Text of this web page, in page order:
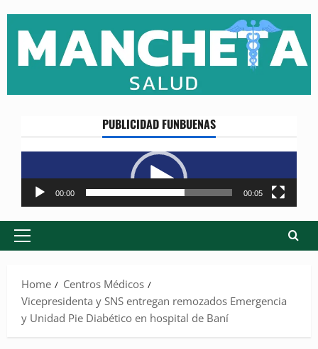
content
PUBLICIDAD FUNBUENAS
Reproductor
de
vídeo
00:00 00:05
Primary
Home
Centros Médicos
Vicepresidenta y SNS entregan remozados Emergencia
y Unidad Pie Diabético en hospital de Baní